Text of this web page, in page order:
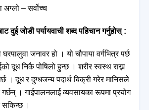
– सर्वोच्च
दुई जोडी पर्यायवाची शब्द पहिचान गर्नुहोस् :
जनावर हो । यो चौपाया वर्गभित्र पर्छ
दूध निकै पोषिलो हुन्छ । शरीर स्वस्थ राख्न
। दूध र दुग्धजन्य पदार्थ बिक्री गरेर मानिसले
। गाईपालनलाई व्यवसायका रूपमा प्रयोग
सकिन्छ ।